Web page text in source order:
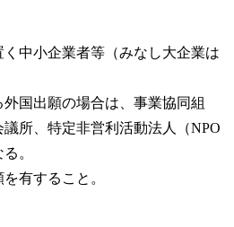
中小企業者等（みなし大企業は
国出願の場合は、事業協同組
所、特定非営利活動法人（NPO
。
有すること。